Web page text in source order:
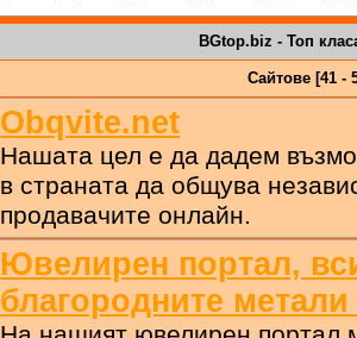
BGtop.biz - Топ
Сайтове [41 -
Obqvite.net
Нашата цел е да дадем
в страната да общува
продавачите онлайн.
Ювелирен портал,
благородните